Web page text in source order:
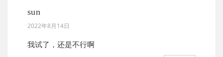
sun
2022年8月14日
我试了，还是不行啊